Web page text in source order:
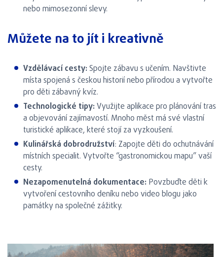
nebo mimosezonní slevy.
Můžete na to jít i kreativně
Vzdělávací cesty:Spojte zábavu s učením. Navštivte
místa spojená s českou historií nebo přírodou a vytvořte
pro děti zábavný kvíz.
Technologické tipy:Využijte aplikace pro plánování tras
a objevování zajímavostí. Mnoho měst má své vlastní
turistické aplikace, které stojí za vyzkoušení.
Kulinářská dobrodružství: Zapojte děti do ochutnávání
místních specialit. Vytvořte “gastronomickou mapu” vaší
cesty.
Nezapomenutelná dokumentace: Povzbuďte děti k
vytvoření cestovního deníku nebo video blogu jako
památky na společné zážitky.